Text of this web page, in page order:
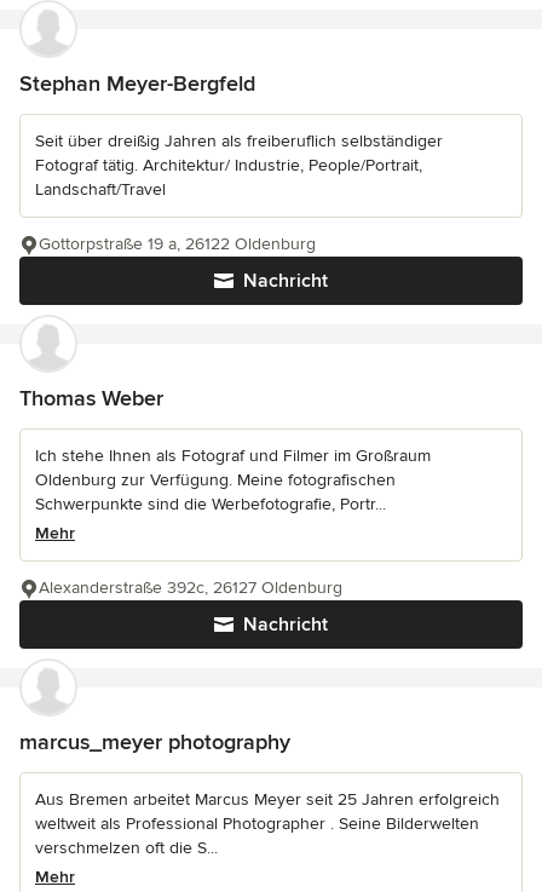
Stephan Meyer-Bergfeld
Seit über dreißig Jahren als freiberuflich selbständiger
Fotograf tätig. Architektur/ Industrie, People/Portrait,
Landschaft/Travel
Nachricht
Gottorpstraße 19 a, 26122 Oldenburg
Thomas Weber
Ich stehe Ihnen als Fotograf und Filmer im Großraum
Oldenburg zur Verfügung. Meine fotografischen
Schwerpunkte sind die Werbefotografie, Portr...
Mehr
Nachricht
Alexanderstraße 392c, 26127 Oldenburg
marcus_meyer photography
Aus Bremen arbeitet Marcus Meyer seit 25 Jahren erfolgreich
weltweit als Professional Photographer . Seine Bilderwelten
verschmelzen oft die S...
Mehr